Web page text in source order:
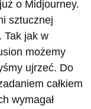
o Midjourney.
sztucznej
Tak jak w
możemy
ujrzeć. Do
całkiem
wymagał